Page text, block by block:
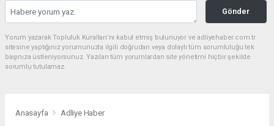
Gönder
Yorum yazarak Topluluk Kuralları’nı kabul etmiş bulunuyor ve adliyehaber.com.tr
sitesine yaptığınız yorumunuzla ilgili doğrudan veya dolaylı tüm sorumluluğu tek
başınıza üstleniyorsunuz. Yazılan tüm yorumlardan site yönetimi hiçbir şekilde
sorumlu tutulamaz.
Anasayfa Adliye Haber